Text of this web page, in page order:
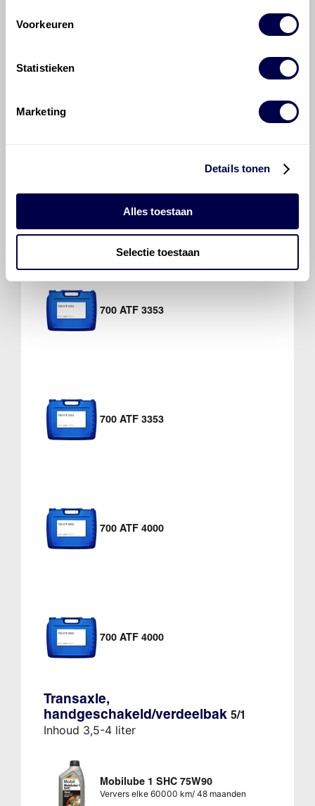
Voorkeuren
Statistieken
Marketing
Details tonen
Alles toestaan
Selectie toestaan
700 ATF 3353
700 ATF 3353
700 ATF 4000
700 ATF 4000
Transaxle,
handgeschakeld/verdeelbak 5/1
Inhoud 3,5-4 liter
Mobilube 1 SHC 75W90
Ververs elke 60000 km/ 48 maanden